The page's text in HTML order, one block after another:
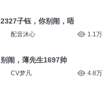
2327子钰，你别闹，唔
配音沐心 1.1万
别闹，薄先生1697帅
CV梦凡 4.8万